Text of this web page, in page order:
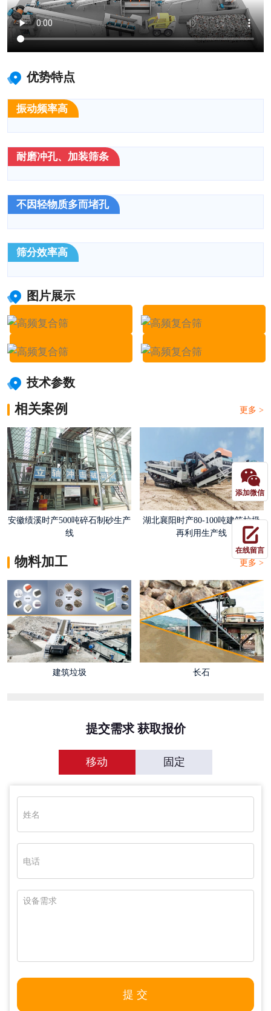
优势特点
振动频率高
耐磨冲孔、加装筛条
不因轻物质多而堵孔
筛分效率高
图片展示
技术参数
更多 >
相关案例
安徽绩溪时产500吨碎石制砂生产
线
湖北襄阳时产80-100吨建筑垃圾
再利用生产线
更多 >
物料加工
建筑垃圾 长石
提交需求 获取报价
移动 固定
添加微信
在线留言